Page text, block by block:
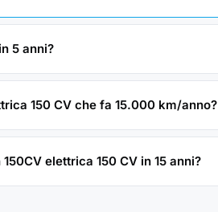
5 anni?
150 CV che fa 15.000 km/anno?
elettrica 150 CV in 15 anni?